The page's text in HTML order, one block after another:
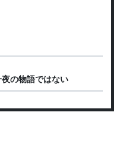
夜の物語ではない